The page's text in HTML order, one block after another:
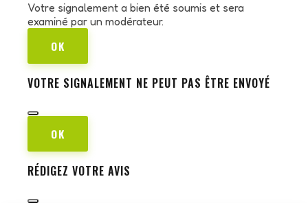
Votre signalement a bien été soumis et sera
examiné par un modérateur.
OK
VOTRE SIGNALEMENT NE PEUT PAS ÊTRE ENVOYÉ
OK
RÉDIGEZ VOTRE AVIS